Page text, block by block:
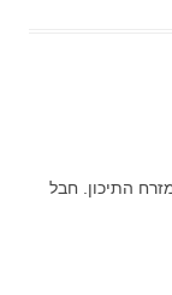
התיכון. חבל